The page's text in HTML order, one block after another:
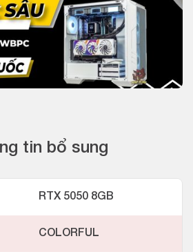
tin bổ sung
RTX 5050 8GB
COLORFUL